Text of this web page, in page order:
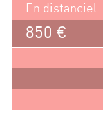
En distanciel
850 €